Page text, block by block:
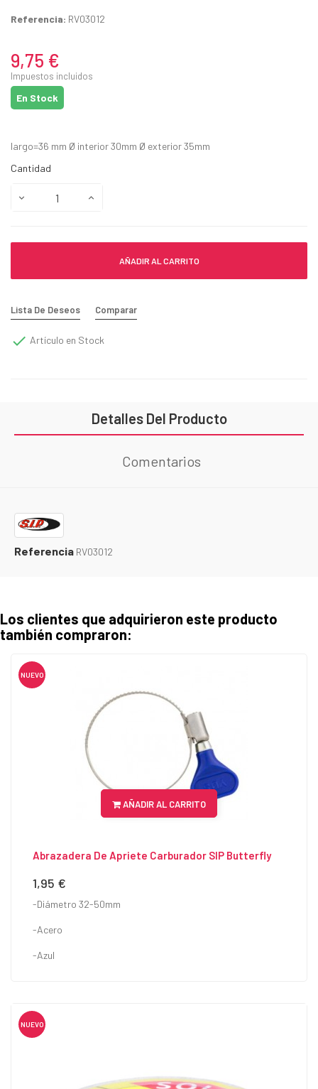
Referencia: RV03012
9,75 €
Impuestos incluidos
En Stock
largo=36 mm Ø interior 30mm Ø exterior 35mm
Cantidad
AÑADIR AL CARRITO
Lista De Deseos Comparar
 Artículo en Stock
Detalles Del Producto
Comentarios
Referencia RV03012
Los clientes que adquirieron este producto
también compraron:
NUEVO
AÑADIR AL CARRITO
Abrazadera De Apriete Carburador SIP Butterfly
Precio
1,95 €
-Diámetro 32-50mm
-Acero
-Azul
NUEVO